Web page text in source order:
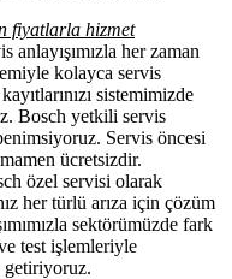
fiyatlarla hizmet
anlayışımızla her zaman
kolayca servis
sistemimizde
Bosch yetkili servis
Servis öncesi
ücretsizdir.
özel servisi olarak
her türlü arıza için çözüm
sektörümüzde fark
test işlemleriyle
getiriyoruz.